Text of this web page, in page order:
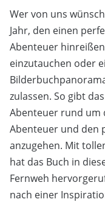
Wer von uns
Jahr, den einen
Abenteuer
einzutauchen oder
zulassen. So gibt
Abenteuer rund um
Abenteuer und den
anzugehen. Mit
hat das Buch in
Fernweh
nach einer